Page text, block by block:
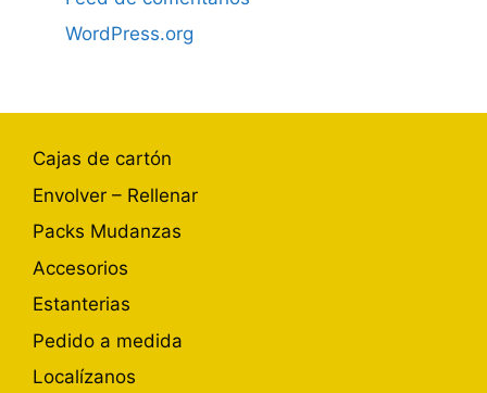
WordPress.org
Cajas de cartón
Envolver – Rellenar
Packs Mudanzas
Accesorios
Estanterias
Pedido a medida
Localízanos